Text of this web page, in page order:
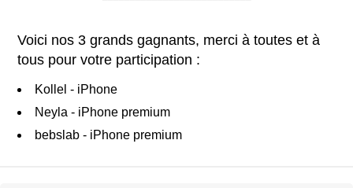
Voici nos 3 grands gagnants, merci à toutes et à
tous pour votre participation :
Kollel - iPhone
Neyla - iPhone premium
bebslab - iPhone premium